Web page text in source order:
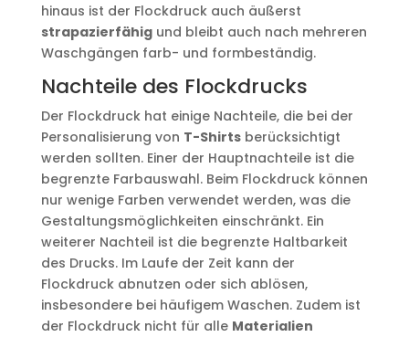
hinaus ist der Flockdruck auch äußerst
strapazierfähigund bleibt auch nach mehreren
Waschgängen farb- und formbeständig.
Nachteile des Flockdrucks
Der Flockdruck hat einige Nachteile, die bei der
Personalisierung von T-Shirtsberücksichtigt
werden sollten. Einer der Hauptnachteile ist die
begrenzte Farbauswahl. Beim Flockdruck können
nur wenige Farben verwendet werden, was die
Gestaltungsmöglichkeiten einschränkt. Ein
weiterer Nachteil ist die begrenzte Haltbarkeit
des Drucks. Im Laufe der Zeit kann der
Flockdruck abnutzen oder sich ablösen,
insbesondere bei häufigem Waschen. Zudem ist
der Flockdruck nicht für alle Materialien